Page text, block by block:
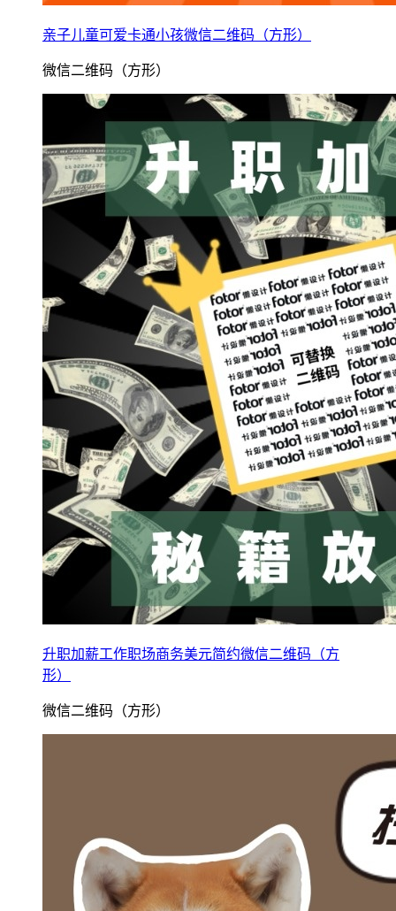
亲子儿童可爱卡通小孩微信二维码（方形）
微信二维码（方形）
升职加薪工作职场商务美元简约微信二维码（方
形）
微信二维码（方形）